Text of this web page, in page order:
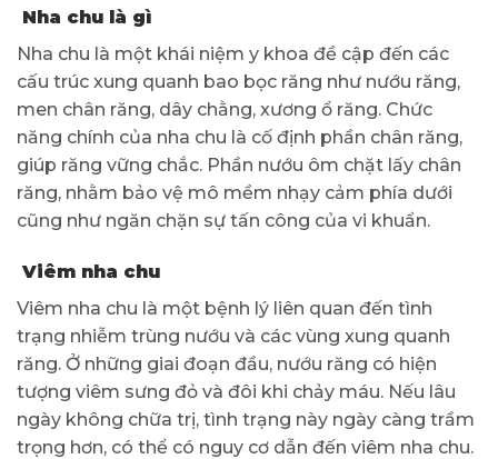
Nha chu là gì
Nha chu là một khái niệm y khoa đề cập đến các
cấu trúc xung quanh bao bọc răng như nướu răng,
men chân răng, dây chằng, xương ổ răng. Chức
năng chính của nha chu là cố định phần chân răng,
giúp răng vững chắc. Phần nướu ôm chặt lấy chân
răng, nhằm bảo vệ mô mềm nhạy cảm phía dưới
cũng như ngăn chặn sự tấn công của vi khuẩn.
Viêm nha chu
Viêm nha chu là một bệnh lý liên quan đến tình
trạng nhiễm trùng nướu và các vùng xung quanh
răng. Ở những giai đoạn đầu, nướu răng có hiện
tượng viêm sưng đỏ và đôi khi chảy máu. Nếu lâu
ngày không chữa trị, tình trạng này ngày càng trầm
trọng hơn, có thể có nguy cơ dẫn đến viêm nha chu.